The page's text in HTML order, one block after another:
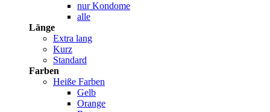
nur Kondome
alle
Länge
Extra lang
Kurz
Standard
Farben
Heiße Farben
Gelb
Orange